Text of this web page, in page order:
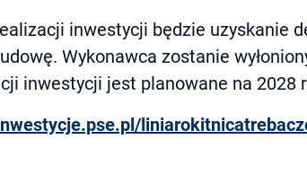
inwestycji będzie uzyskanie
Wykonawca zostanie
inwestycji jest planowane na 2028